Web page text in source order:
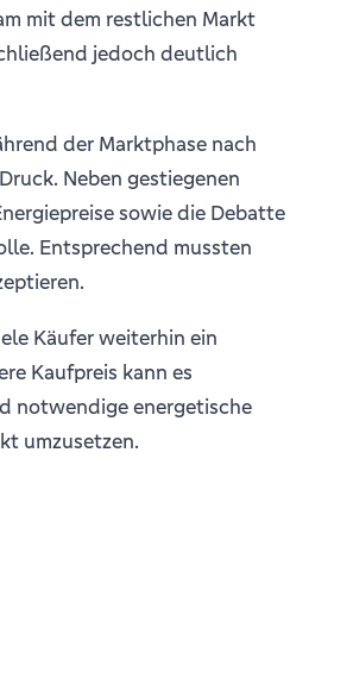
mit dem restlichen Markt
jedoch deutlich
der Marktphase nach
Neben gestiegenen
sowie die Debatte
Entsprechend mussten
Käufer weiterhin ein
Kaufpreis kann es
notwendige energetische
umzusetzen.